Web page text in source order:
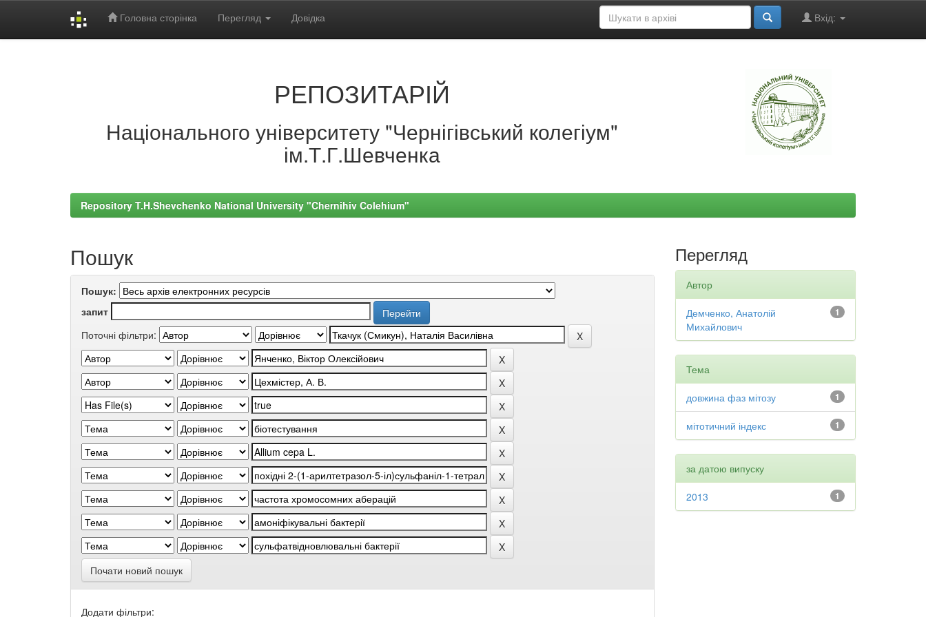
Головна сторінка Перегляд Довідка Вхід:
РЕПОЗИТАРІЙ
Національного університету "Чернігівський колегіум"
ім.Т.Г.Шевченка
Repository T.H.Shevchenko National University "Chernihiv Colehium"
Пошук
Пошук:
запит
Поточні фільтри:
Почати новий пошук
Додати фільтри:
Перегляд
Автор
1
Демченко, Анатолій
Михайлович
Тема
1
довжина фаз мітозу
1
мітотичний індекс
за датою випуску
1
2013